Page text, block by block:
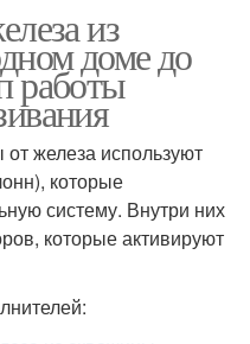
из
доме до
работы
железа используют
которые
систему. Внутри них
которые активируют